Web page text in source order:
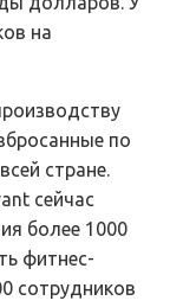
на
по
стране.
сейчас
более 1000
фитнес-
сотрудников